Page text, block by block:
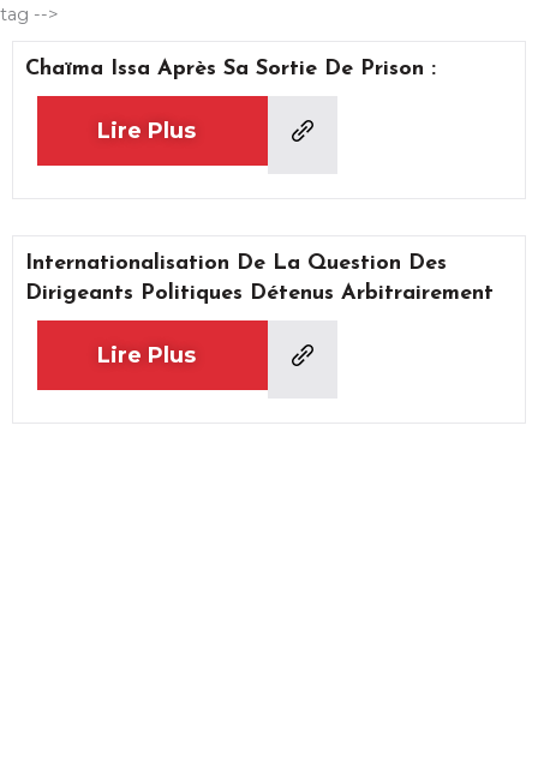
tag -->
contenu
Chaïma Issa Après Sa Sortie De Prison :
Lire Plus
Internationalisation De La Question Des
Dirigeants Politiques Détenus Arbitrairement
Lire Plus